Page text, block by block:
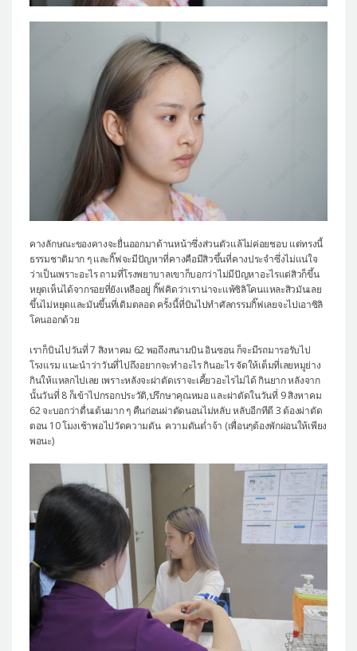
คางลักษณะของคางจะยื่นออกมาด้านหน้าซึ่งส่วนตัวแล้ไม่ค่อยชอบ แต่ทรงนี้
ธรรมชาติมาก ๆ และกิ๊ฟจะมีปัญหาที่คางคือมีสิวขึ้นที่คางประจำซึ่งไม่แน่ใจ
ว่าเป็นเพราะอะไร ถามที่โรงพยาบาลเขาก็บอกว่าไม่มีปัญหาอะไรแต่สิวก็ขึ้น
หยุดเห็นได้จากรอยที่ยังเหลืออยู่ กิ๊ฟคิดว่าเราน่าจะแพ้ซิลิโคนแหละสิวมันเลย
ขึ้นไม่หยุดและมันขึ้นที่เดิมตลอด ครั้งนี้ที่บินไปทำศัลกรรมกิ๊ฟเลยจะไปเอาซิลิ
โคนออกด้วย
เราก็บินไปวันที่ 7 สิงหาคม 62 พอถึงสนามบิน อินซอน ก็จะมีรถมารอรับไป
โรงแรม แนะนำว่าวันที่ไปถึงอยากจะทำอะไร กินอะไร จัดให้เต็มที่เลยหมูย่าง
กินให้แหลกไปเลย เพราะหลังจะผ่าตัดเราจะเคี้ยวอะไรไม่ได้ กินยาก หลังจาก
นั้นวันที่ 8 ก็เข้าไปกรอกประวัติ,ปรึกษาคุณหมอ และผ่าตัดในวันที่ 9 สิงหาคม
62 จะบอกว่าตื่นเต้นมาก ๆ คืนก่อนผ่าตัดนอนไม่หลับ หลับอีกทีตี 3 ต้องผ่าตัด
ตอน 10 โมงเช้าพอไปวัดความดัน ความดันต่ำจ้า (เพื่อนๆต้องพักผ่อนให้เพียง
พอนะ)